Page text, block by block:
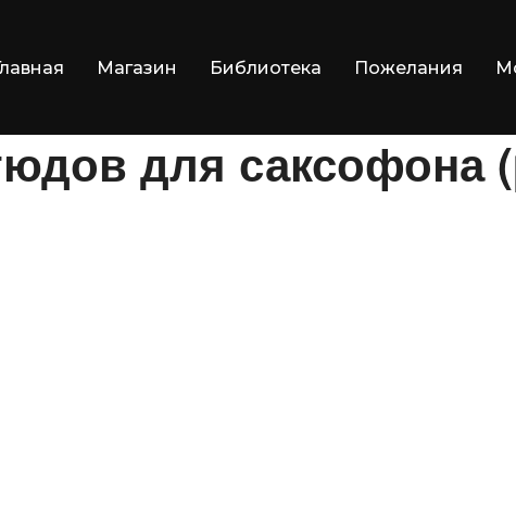
Магазин Библиотека Пожелания
для саксофона